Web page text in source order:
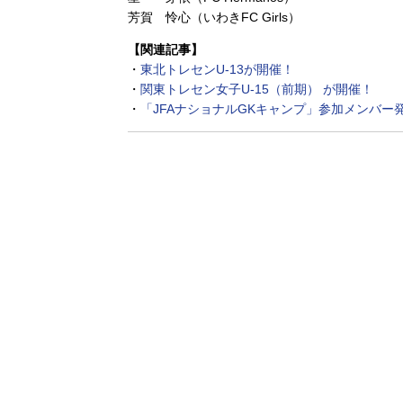
芳賀 怜心（いわきFC Girls）
【関連記事】
・ 東北トレセンU-13が開催！
・ 関東トレセン女子U-15（前期） が開催！
・
「JFAナショナルGKキャンプ」参加メンバー